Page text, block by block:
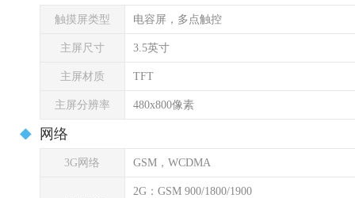
触摸屏类型 电容屏，多点触控
主屏尺寸 3.5英寸
主屏材质 TFT
主屏分辨率 480x800像素
网络
3G网络 GSM，WCDMA
2G：GSM 900/1800/1900